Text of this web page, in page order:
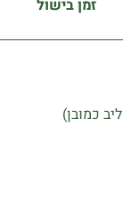
זמן בישול
כמובן)